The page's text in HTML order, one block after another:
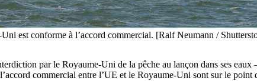
est conforme à l’accord commercial. [Ralf Neumann /
par le Royaume-Uni de la pêche au lançon dans ses
commercial entre l’UE et le Royaume-Uni sont sur le point